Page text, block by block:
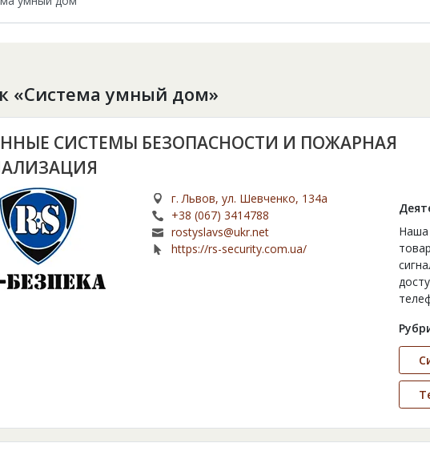
«Система умный дом»
СИСТЕМЫ БЕЗОПАСНОСТИ И ПОЖАРНАЯ
г. Львов, ул. Шевченко, 134а
+38 (067) 3414788
rostyslavs@ukr.net
https://rs-security.com.ua/
Наша